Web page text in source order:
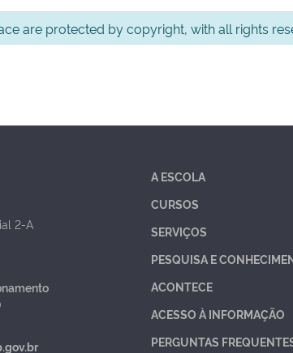
are protected by copyright, with all rights
2-A
A ESCOLA
CURSOS
SERVIÇOS
PESQUISA E
ACONTECE
ACESSO À INFORMAÇÃO
PERGUNTAS